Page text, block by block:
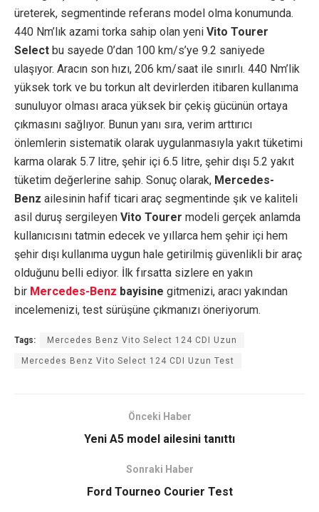
üreterek, segmentinde referans model olma konumunda.
440 Nm’lık azami torka sahip olan yeni Vito Tourer
Select bu sayede 0’dan 100 km/s’ye 9.2 saniyede
ulaşıyor. Aracın son hızı, 206 km/saat ile sınırlı. 440 Nm’lik
yüksek tork ve bu torkun alt devirlerden itibaren kullanıma
sunuluyor olması araca yüksek bir çekiş gücünün ortaya
çıkmasını sağlıyor. Bunun yanı sıra, verim arttırıcı
önlemlerin sistematik olarak uygulanmasıyla yakıt tüketimi
karma olarak 5.7 litre, şehir içi 6.5 litre, şehir dışı 5.2 yakıt
tüketim değerlerine sahip. Sonuç olarak, Mercedes-
Benz ailesinin hafif ticari araç segmentinde şık ve kaliteli
asil duruş sergileyen Vito Tourer modeli gerçek anlamda
kullanıcısını tatmin edecek ve yıllarca hem şehir içi hem
şehir dışı kullanıma uygun hale getirilmiş güvenlikli bir araç
olduğunu belli ediyor. İlk fırsatta sizlere en yakın
bir Mercedes-Benz bayisine gitmenizi, aracı yakından
incelemenizi, test sürüşüne çıkmanızı öneriyorum.
Tags: Mercedes Benz Vito Select 124 CDI Uzun
Mercedes Benz Vito Select 124 CDI Uzun Test
Önceki Haber
Yeni A5 model ailesini tanıttı
Sonraki Haber
Ford Tourneo Courier Test